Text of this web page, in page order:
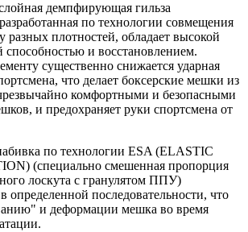
демпфирующая гильза
по технологии совмещения
разных плотностей, обладает высокой
и восстановлением.
существенно снижается ударная
что делает боксерские мешки из
комфортными и безопасными
и предохраняет руки спортсмена от
по технологии ESA (ELASTIC
(специально смешенная пропорция
лоскута с гранулятом ППУ)
определенной последовательности, что
и деформации мешка во время